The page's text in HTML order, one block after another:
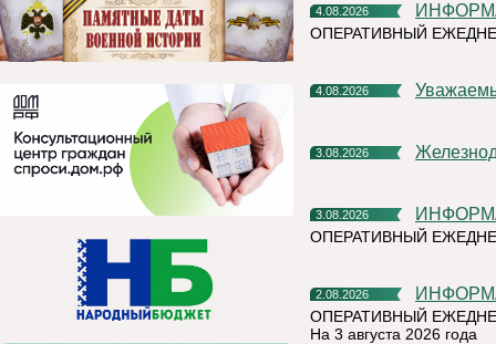
4.08.2026
ОПЕРАТИВНЫЙ
4.08.2026
3.08.2026
3.08.2026
ОПЕРАТИВНЫЙ
2.08.2026
ОПЕРАТИВНЫЙ
На 3 августа 2026 года